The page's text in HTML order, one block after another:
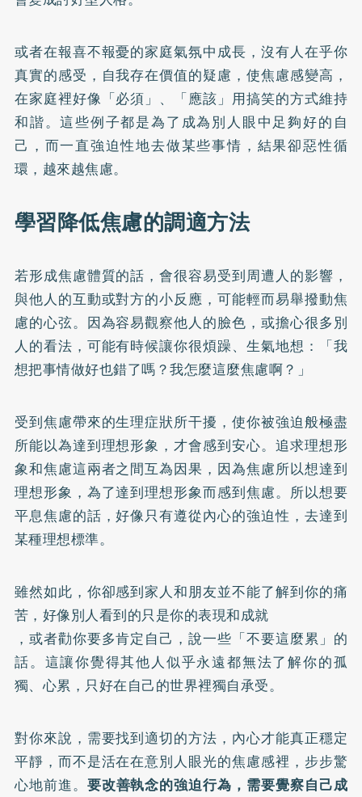
或者在報喜不報憂的家庭氣氛中成長，沒有人在乎你
真實的感受，自我存在價值的疑慮，使焦慮感變高，
在家庭裡好像「必須」、「應該」用搞笑的方式維持
和諧。這些例子都是為了成為別人眼中足夠好的自
己，而一直強迫性地去做某些事情，結果卻惡性循
環，越來越焦慮。
學習降低焦慮的調適方法
若形成焦慮體質的話，會很容易受到周遭人的影響，
與他人的互動或對方的小反應，可能輕而易舉撥動焦
慮的心弦。因為容易觀察他人的臉色，或擔心很多別
人的看法，可能有時候讓你很煩躁、生氣地想：「我
想把事情做好也錯了嗎？我怎麼這麼焦慮啊？」
受到焦慮帶來的生理症狀所干擾，使你被強迫般極盡
所能以為達到理想形象，才會感到安心。追求理想形
象和焦慮這兩者之間互為因果，因為焦慮所以想達到
理想形象，為了達到理想形象而感到焦慮。所以想要
平息焦慮的話，好像只有遵從內心的強迫性，去達到
某種理想標準。
雖然如此，你卻感到家人和朋友並不能了解到你的痛
苦，好像別人看到的只是你的表現和成就
，或者勸你要多肯定自己，說一些「不要這麼累」的
話。這讓你覺得其他人似乎永遠都無法了解你的孤
獨、心累，只好在自己的世界裡獨自承受。
對你來說，需要找到適切的方法，內心才能真正穩定
平靜，而不是活在在意別人眼光的焦慮感裡，步步驚
心地前進。 要改善執念的強迫行為，需要覺察自己成